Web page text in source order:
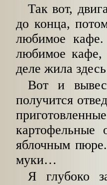
Так вот,
до конца,
любимое
любимое
деле жила
Вот и
получится
картофельные
яблочным
муки…
Я глубоко